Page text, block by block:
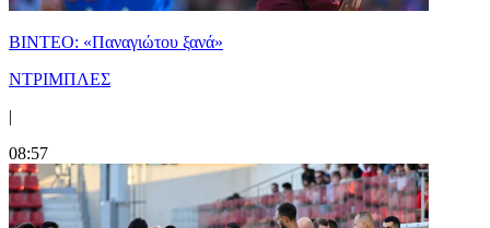
ΒΙΝΤΕΟ: «Παναγιώτου ξανά»
ΝΤΡΙΜΠΛΕΣ
|
08:57